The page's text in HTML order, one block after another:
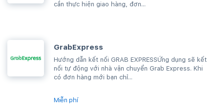
cần thực hiện giao hàng, đơn...
GrabExpress
Hướng dẫn kết nối GRAB EXPRESSỨng dụng sẽ kết
nối tự động với nhà vận chuyển Grab Express. Khi
có đơn hàng mới bạn chỉ...
Miễn phí